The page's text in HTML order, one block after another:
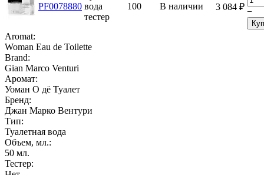
PF0078880 вода
тестер
100 В наличии 3 084 ₽ −
Aromat:
Woman Eau de Toilette
Brand:
Gian Marco Venturi
Аромат:
Уоман О дё Туалет
Бренд:
Джан Марко Вентури
Тип:
Туалетная вода
Объем, мл.:
50 мл.
Тестер: